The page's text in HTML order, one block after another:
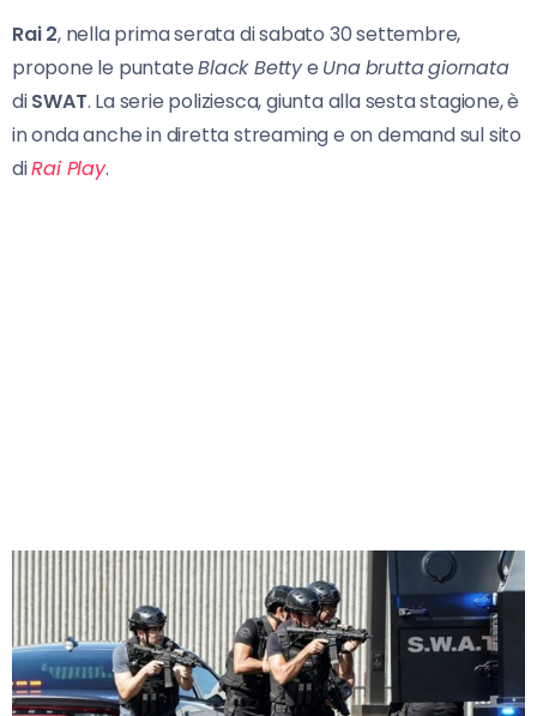
Rai 2, nella prima serata di sabato 30 settembre,
propone le puntateBlack Bettye Unabruttagiornata
diSWAT. La serie poliziesca, giunta alla sesta stagione, è
in onda anche in diretta streaming e on demand sul sito
diRai Play.